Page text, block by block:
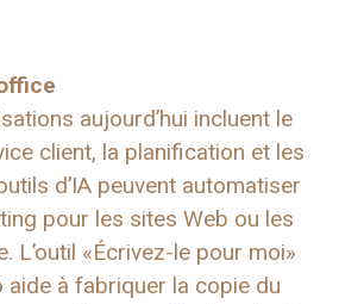
aujourd’hui incluent le
client, la planification et les
d’IA peuvent automatiser
pour les sites Web ou les
L’outil «Écrivez-le pour moi»
aide à fabriquer la copie du